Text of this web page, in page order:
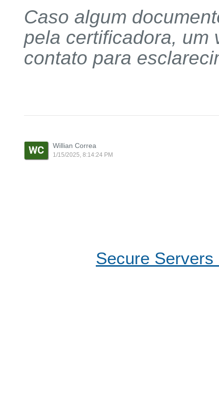
Caso algum
pela certificadora, um
contato para
Willian Correa
1/15/2025, 8:14:24 PM
Secure